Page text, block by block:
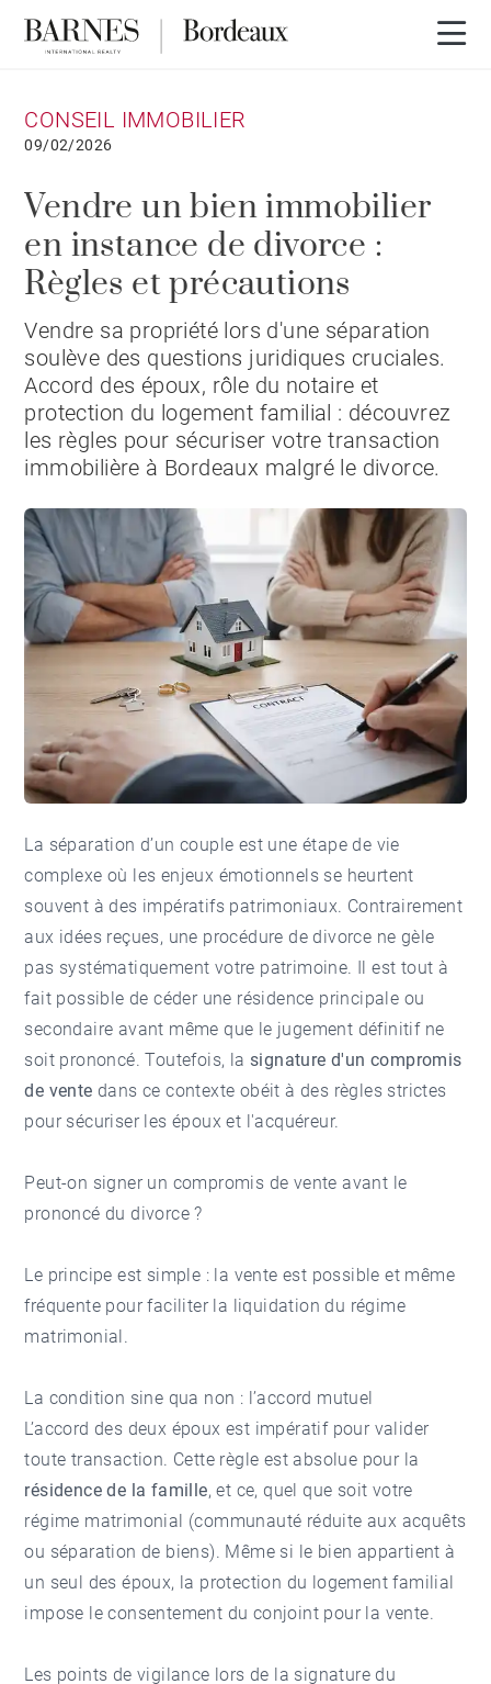
CONSEIL IMMOBILIER
09/02/2026
Vendre un bien immobilier
en instance de divorce :
Règles et précautions
Vendre sa propriété lors d'une séparation
soulève des questions juridiques cruciales.
Accord des époux, rôle du notaire et
protection du logement familial : découvrez
les règles pour sécuriser votre transaction
immobilière à Bordeaux malgré le divorce.
La séparation d’un couple est une étape de vie
complexe où les enjeux émotionnels se heurtent
souvent à des impératifs patrimoniaux. Contrairement
aux idées reçues, une procédure de divorce ne gèle
pas systématiquement votre patrimoine. Il est tout à
fait possible de céder une résidence principale ou
secondaire avant même que le jugement définitif ne
soit prononcé. Toutefois, lasignature d'un compromis
de vente dans ce contexte obéit à des règles strictes
pour sécuriser les époux et l'acquéreur.
Peut-on signer un compromis de vente avant le
prononcé du divorce ?
Le principe est simple : la vente est possible et même
fréquente pour faciliter la liquidation du régime
matrimonial.
La condition sine qua non : l’accord mutuel
L’accord des deux époux est impératif pour valider
toute transaction. Cette règle est absolue pour la
résidence de la famille, et ce, quel que soit votre
régime matrimonial (communauté réduite aux acquêts
ou séparation de biens). Même si le bien appartient à
un seul des époux, la protection du logement familial
impose le consentement du conjoint pour la vente.
Les points de vigilance lors de la signature du